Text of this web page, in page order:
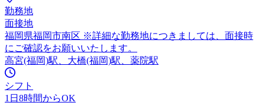
勤務地
面接地
福岡県福岡市南区 ※詳細な勤務地につきましては、面接時
にご確認をお願いいたします。
高宮(福岡)駅、大橋(福岡)駅、薬院駅
シフト
1日8時間からOK